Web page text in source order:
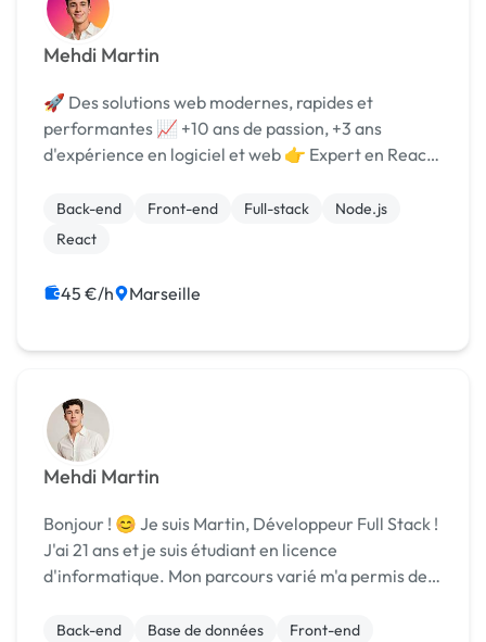
Mehdi Martin
🚀 Des solutions web modernes, rapides et
performantes 📈 +10 ans de passion, +3 ans
d'expérience en logiciel et web 👉 Expert en React,
Martin, Développeur Web Full Stack ! 🎓 Parcours :
Class...
Back-end Front-end Full-stack
Node.js
React
45 €/h Marseille
Mehdi Martin
Bonjour ! 😊 Je suis Martin, Développeur Full Stack !
J'ai 21 ans et je suis étudiant en licence
d'informatique. Mon parcours varié m'a permis de
programmation. J'ai commencé par une classe
Back-end Base de données
Front-end